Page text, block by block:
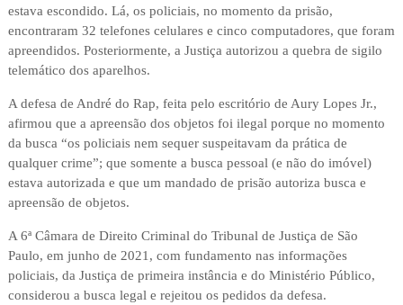
estava escondido. Lá, os policiais, no momento da prisão,
encontraram 32 telefones celulares e cinco computadores, que foram
apreendidos. Posteriormente, a Justiça autorizou a quebra de sigilo
telemático dos aparelhos.
A defesa de André do Rap, feita pelo escritório de Aury Lopes Jr.,
afirmou que a apreensão dos objetos foi ilegal porque no momento
da busca “os policiais nem sequer suspeitavam da prática de
qualquer crime”; que somente a busca pessoal (e não do imóvel)
estava autorizada e que um mandado de prisão autoriza busca e
apreensão de objetos.
A 6ª Câmara de Direito Criminal do Tribunal de Justiça de São
Paulo, em junho de 2021, com fundamento nas informações
policiais, da Justiça de primeira instância e do Ministério Público,
considerou a busca legal e rejeitou os pedidos da defesa.